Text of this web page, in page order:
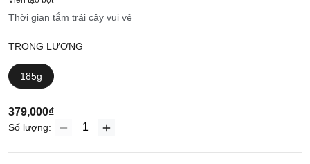
Thời gian tắm trái cây vui vẻ
TRỌNG LƯỢNG
185g
379,000₫
Số lượng: